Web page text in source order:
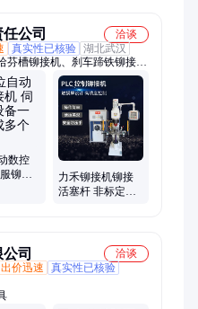
公司
洽谈
真实性已核验 湖北武汉
芬槽铆接机、刹车蹄铁铆接
接机、旋铆机、径向铆接机
数控
铆接
力禾铆接机铆接
活塞杆 非标定制
司
洽谈
出价迅速
真实性已核验